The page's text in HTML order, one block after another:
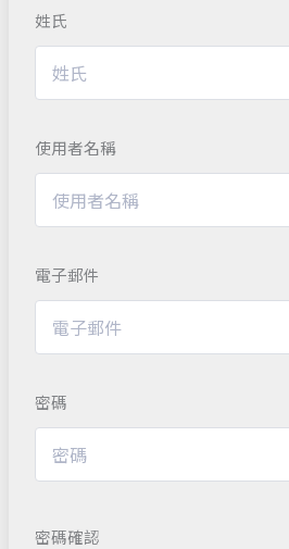
姓氏
使用者名稱
電子郵件
密碼
密碼確認